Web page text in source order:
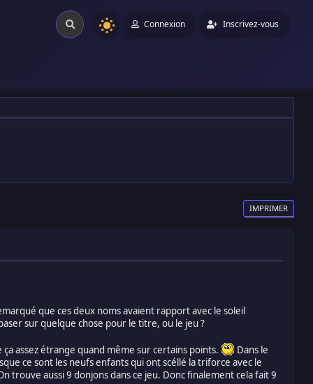
Connexion Inscrivez-vous
IMPRIMER
que ces deux noms avaient rapport avec le soleil
sur quelque chose pour le titre, ou le jeu ?
assez étrange quand même sur certains points.
Dans le
ce sont les neufs enfants qui ont scéllé la triforce avec le
aussi 9 donjons dans ce jeu. Donc finalement cela fait 9